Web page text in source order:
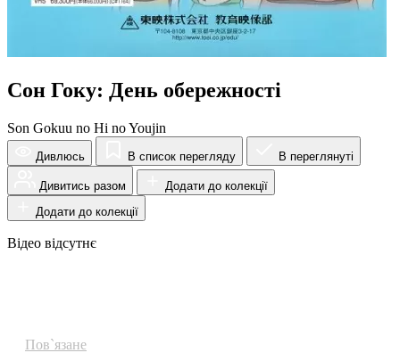
Сон Гоку: День обережності
Son Gokuu no Hi no Youjin
Дивлюсь В список перегляду В переглянуті
Дивитись разом
Додати до колекції
Додати до колекції
Відео відсутнє
Пов`язане